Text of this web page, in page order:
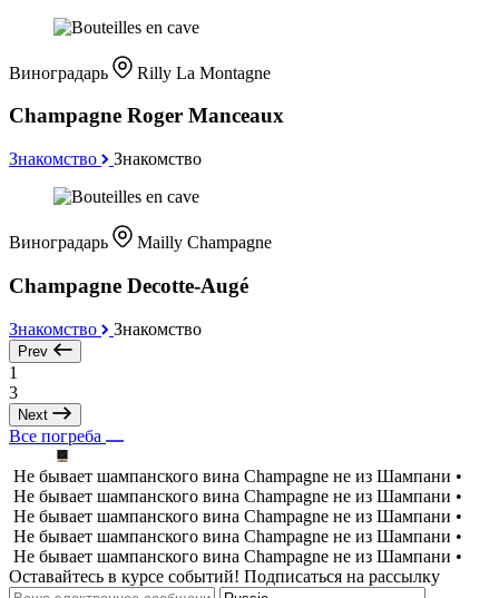
Виноградарь Rilly La Montagne
Champagne Roger Manceaux
Знакомство Знакомство
Виноградарь Mailly Champagne
Champagne Decotte-Augé
Знакомство Знакомство
Prev
1
3
Next
Все погреба
Не бывает шампанского вина Champagne не из Шампани •
Не бывает шампанского вина Champagne не из Шампани •
Не бывает шампанского вина Champagne не из Шампани •
Не бывает шампанского вина Champagne не из Шампани •
Не бывает шампанского вина Champagne не из Шампани •
Оставайтесь в курсе событий! Подписаться на рассылку